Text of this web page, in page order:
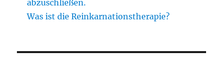
abzuschließen.
Was ist die Reinkarnationstherapie?